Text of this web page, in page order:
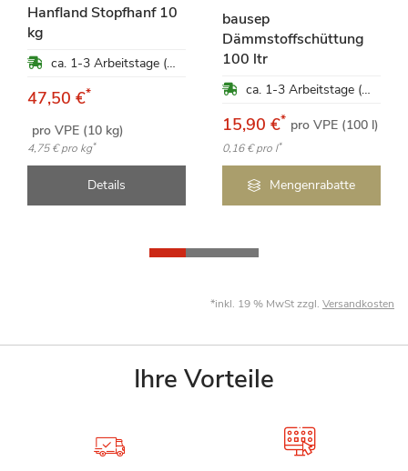
Hanfland Stopfhanf 10
kg
ca. 1-3 Arbeitstage (Mo-Fr)
47,50 €*
pro VPE (10 kg)
4,75 €pro kg*
Details
bausep
Dämmstoffschüttung
100 ltr
ca. 1-3 Arbeitstage (Mo-Fr)
15,90 €* pro VPE (100 l)
0,16 €pro l*
Mengenrabatte
*inkl. 19 % MwSt zzgl. Versandkosten
Ihre Vorteile